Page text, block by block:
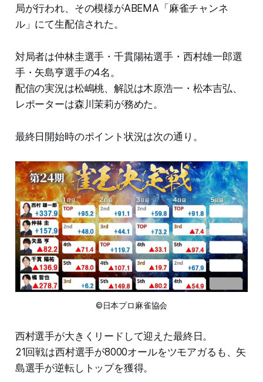
局が行われ、その模様がABEMA「麻雀チャンネ
ル」にて生配信された。
対局者は仲林圭選手・千貫陽祐選手・西村雄一郎選
手・矢島亨選手の4名。
配信の実況は松嶋桃、解説は木原浩一・松本吉弘、
レポーターは森川茉莉が務めた。
最終日開始時のポイント状況は次の通り。
©日本プロ麻雀協会
西村選手が大きくリードして迎えた最終日。
21回戦は西村選手が8000オールをツモアガるも、矢
島選手が逆転しトップを獲得。